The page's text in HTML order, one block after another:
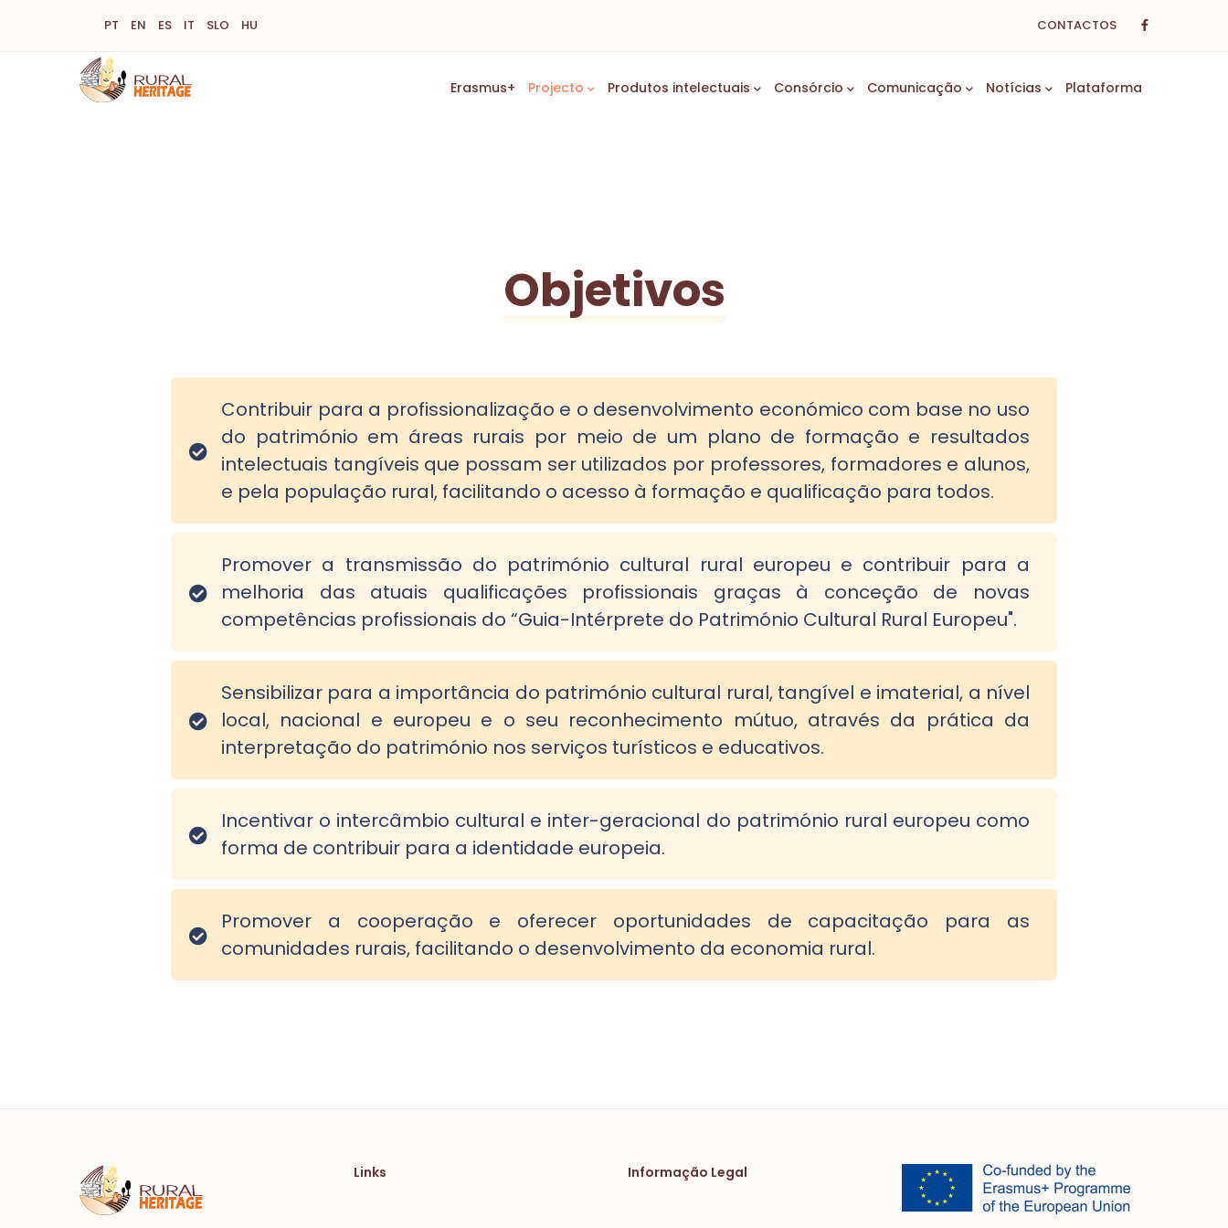
PT EN ES IT SLO HU CONTACTOS
Main
Erasmus+ Projecto Produtos intelectuais Consórcio Comunicação Notícias Plataforma
Objetivos
Contribuir para a profissionalização e o desenvolvimento económico com base no uso
do património em áreas rurais por meio de um plano de formação e resultados
intelectuais tangíveis que possam ser utilizados por professores, formadores e alunos,
e pela população rural, facilitando o acesso à formação e qualificação para todos.
Promover a transmissão do património cultural rural europeu e contribuir para a
melhoria das atuais qualificações profissionais graças à conceção de novas
competências profissionais do “Guia-Intérprete do Património Cultural Rural Europeu".
Sensibilizar para a importância do património cultural rural, tangível e imaterial, a nível
local, nacional e europeu e o seu reconhecimento mútuo, através da prática da
interpretação do património nos serviços turísticos e educativos.
Incentivar o intercâmbio cultural e inter-geracional do património rural europeu como
forma de contribuir para a identidade europeia.
Promover a cooperação e oferecer oportunidades de capacitação para as
comunidades rurais, facilitando o desenvolvimento da economia rural.
Links Informação Legal